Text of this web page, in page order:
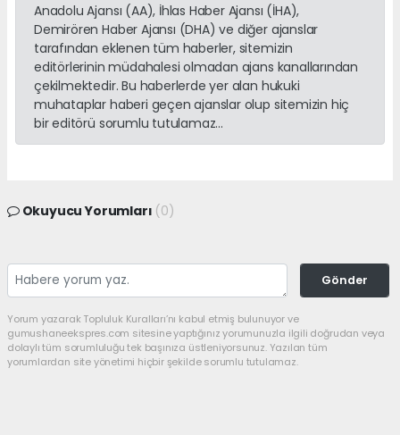
Anadolu Ajansı (AA), İhlas Haber Ajansı (İHA),
Demirören Haber Ajansı (DHA) ve diğer ajanslar
tarafından eklenen tüm haberler, sitemizin
editörlerinin müdahalesi olmadan ajans kanallarından
çekilmektedir. Bu haberlerde yer alan hukuki
muhataplar haberi geçen ajanslar olup sitemizin hiç
bir editörü sorumlu tutulamaz...
Okuyucu Yorumları (0)
Gönder
Yorum yazarak Topluluk Kuralları’nı kabul etmiş bulunuyor ve
gumushaneekspres.com sitesine yaptığınız yorumunuzla ilgili doğrudan veya
dolaylı tüm sorumluluğu tek başınıza üstleniyorsunuz. Yazılan tüm
yorumlardan site yönetimi hiçbir şekilde sorumlu tutulamaz.